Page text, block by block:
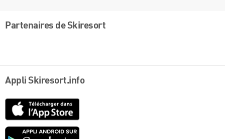
Partenaires de Skiresort
Appli Skiresort.info
Google